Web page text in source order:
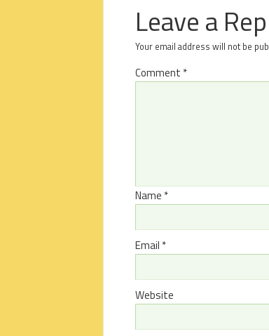
Leave a
Your email address will not be
Comment *
Name *
Email *
Website